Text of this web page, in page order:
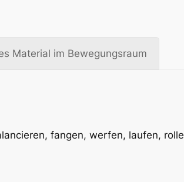
Material im Bewegungsraum
fangen, werfen, laufen,